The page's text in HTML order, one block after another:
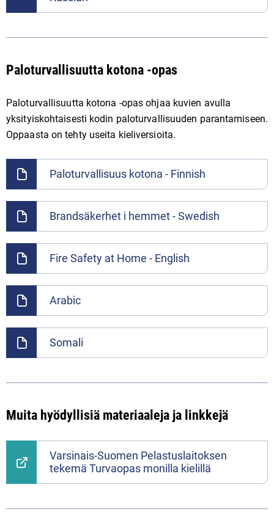
Paloturvallisuutta kotona -opas
Paloturvallisuutta kotona -opas ohjaa kuvien avulla
yksityiskohtaisesti kodin paloturvallisuuden parantamiseen.
Oppaasta on tehty useita kieliversioita.
Paloturvallisuus kotona - Finnish
Brandsäkerhet i hemmet - Swedish
Fire Safety at Home - English
Arabic
Somali
Muita hyödyllisiä materiaaleja ja linkkejä
Varsinais-Suomen Pelastuslaitoksen
tekemä Turvaopas monilla kielillä